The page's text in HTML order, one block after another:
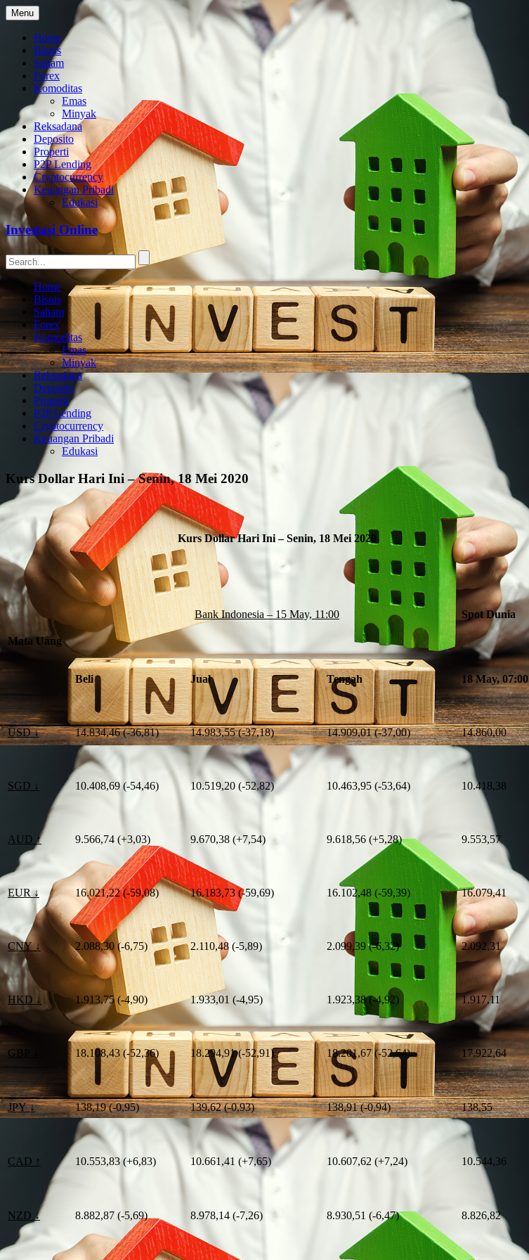
Menu
Home
Bisnis
Saham
Forex
Komoditas
Emas
Minyak
Reksadana
Deposito
Properti
P2P Lending
Cryptocurrency
Keuangan Pribadi
Edukasi
Investasi Online
Home
Bisnis
Saham
Forex
Komoditas
Emas
Minyak
Reksadana
Deposito
Properti
P2P Lending
Cryptocurrency
Keuangan Pribadi
Edukasi
Kurs Dollar Hari Ini – Senin, 18 Mei 2020
Kurs Dollar Hari Ini – Senin, 18 Mei 2020
Mata Uang
Bank Indonesia – 15 May, 11:00 Spot Dunia
Beli Jual Tengah 18 May, 07:00
USD ↓ 14.834,46 (-36,81) 14.983,55 (-37,18) 14.909,01 (-37,00) 14.860,00
SGD ↓ 10.408,69 (-54,46) 10.519,20 (-52,82) 10.463,95 (-53,64) 10.418,38
AUD ↑ 9.566,74 (+3,03) 9.670,38 (+7,54) 9.618,56 (+5,28) 9.553,57
EUR ↓ 16.021,22 (-59,08) 16.183,73 (-59,69) 16.102,48 (-59,39) 16.079,41
CNY ↓ 2.088,30 (-6,75) 2.110,48 (-5,89) 2.099,39 (-6,32) 2.092,31
HKD ↓ 1.913,75 (-4,90) 1.933,01 (-4,95) 1.923,38 (-4,92) 1.917,11
GBP ↓ 18.108,43 (-52,36) 18.294,91 (-52,91) 18.201,67 (-52,64) 17.922,64
JPY ↓ 138,19 (-0,95) 139,62 (-0,93) 138,91 (-0,94) 138,55
CAD ↑ 10.553,83 (+6,83) 10.661,41 (+7,65) 10.607,62 (+7,24) 10.544,36
NZD ↓ 8.882,87 (-5,69) 8.978,14 (-7,26) 8.930,51 (-6,47) 8.826,82